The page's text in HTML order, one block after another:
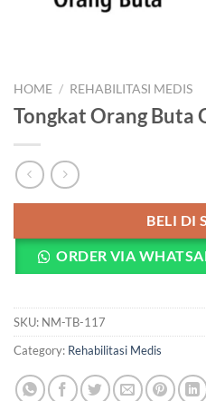
HOME / REHABILITASI MEDIS
Tongkat Orang Buta
BELI DI
ORDER VIA
SKU: NM-TB-117
Category: Rehabilitasi Medis